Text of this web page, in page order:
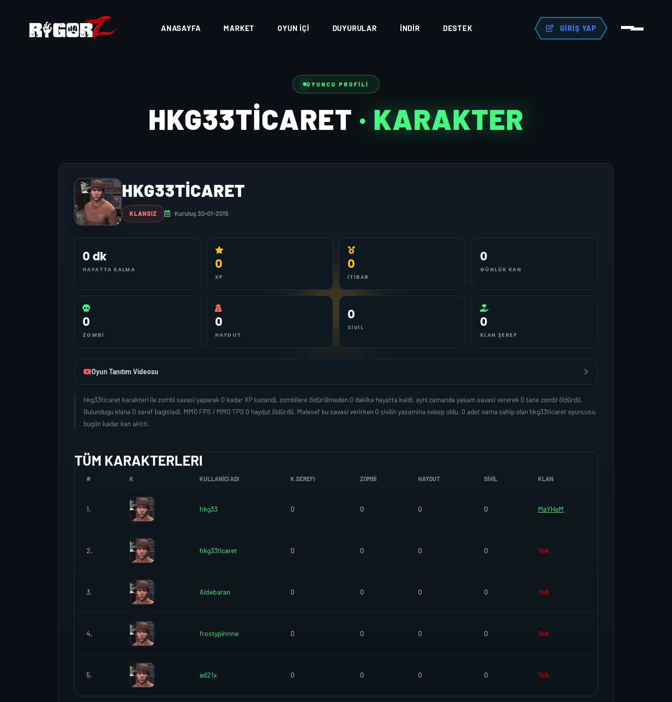
ANASAYFA MARKET OYUN İÇI DUYURULAR İNDIR DESTEK GIRIŞ YAP
OYUNCU PROFILI
HKG33TICARET · KARAKTER
HKG33TICARET
KLANSIZ Kuruluş 30-01-2015
0 dk
HAYATTA KALMA 0
XP
0
İTIBAR
0
GÜNLÜK KAN
0
ZOMBI
0
HAYDUT
0
SIVIL 0
KLAN ŞEREF
Oyun Tanıtım Videosu
hkg33ticaret karakteri ile zombi savasi yaparak 0 kadar XP kazandi, zombilere öldürülmeden 0 dakika hayatta kaldi, ayni zamanda yasam savasi vererek 0 tane zombi öldürdü.
Bulundugu klana 0 seref bagisladi, MMO FPS / MMO TPS 0 haydut öldürdü. Malesef bu savasi verirken 0 sivilin yasamina sebep oldu. 0 adet nama sahip olan hkg33ticaret oyuncusu
bugün kadar kan akitti.
TÜM KARAKTERLERI
# K KULLANICI ADI K.SEREFI ZOMBI HAYDUT SIVIL KLAN
1. hkg33 0 0 0 0 MaYHeM
2. hkg33ticaret 0 0 0 0 Yok
3. Aldebaran 0 0 0 0 Yok
4. frostypinnne 0 0 0 0 Yok
5. ad21x 0 0 0 0 Yok